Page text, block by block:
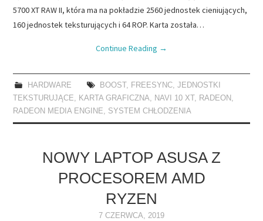
5700 XT RAW II, która ma na pokładzie 2560 jednostek cieniujących,
160 jednostek teksturujących i 64 ROP. Karta została…
Continue Reading →
HARDWARE BOOST , FREESYNC, JEDNOSTKI
TEKSTURUJĄCE, KARTA GRAFICZNA, NAVI 10 XT , RADEON ,
RADEON MEDIA ENGINE, SYSTEM CHŁODZENIA
NOWY LAPTOP ASUSA Z
PROCESOREM AMD
RYZEN
7 CZERWCA, 2019